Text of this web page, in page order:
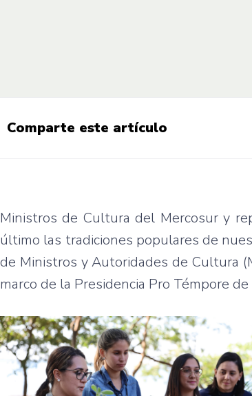
Comparte este artículo
Ministros de Cultura del Mercosur y
último las tradiciones populares de
de Ministros y Autoridades de Cultura
marco de la Presidencia Pro Témpore